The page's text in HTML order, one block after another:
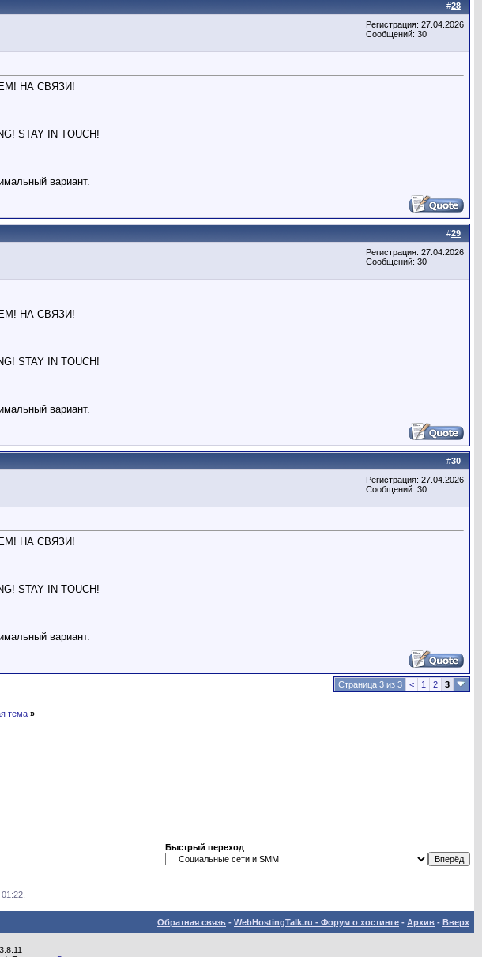
#28
Регистрация: 27.04.2026
Сообщений: 30
НА СВЯЗИ!
STAY IN TOUCH!
вариант.
#29
Регистрация: 27.04.2026
Сообщений: 30
НА СВЯЗИ!
STAY IN TOUCH!
вариант.
#30
Регистрация: 27.04.2026
Сообщений: 30
НА СВЯЗИ!
STAY IN TOUCH!
вариант.
Страница 3 из 3 < 1 2 3
тема »
Быстрый переход
01:22.
Обратная связь - WebHostingTalk.ru - Форум о хостинге - Архив - Вверх